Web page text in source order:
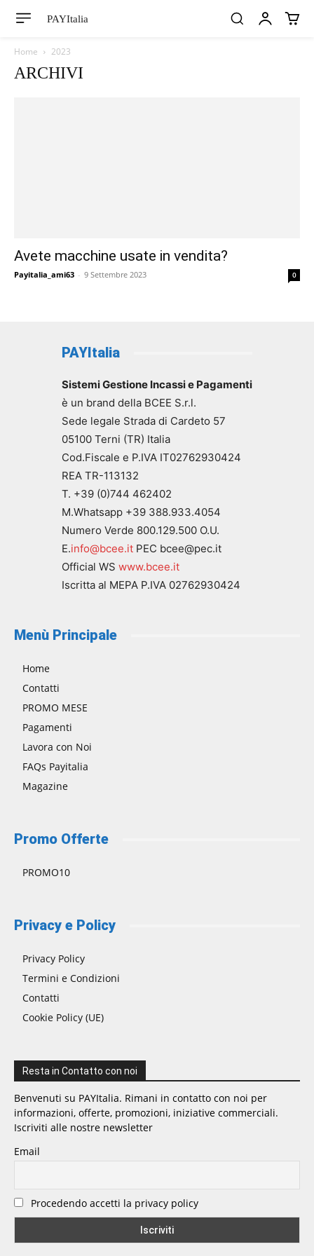
PAYItalia
Home 2023
ARCHIVI
Avete macchine usate in vendita?
Payitalia_ami63 - 9 Settembre 2023 0
PAYItalia
Sistemi Gestione Incassi e Pagamenti
è un brand della BCEE S.r.l.
Sede legale Strada di Cardeto 57
05100 Terni (TR) Italia
Cod.Fiscale e P.IVA IT02762930424
REA TR-113132
T. +39 (0)744 462402
M.Whatsapp +39 388.933.4054
Numero Verde 800.129.500 O.U.
E.info@bcee.it PEC bcee@pec.it
Official WS www.bcee.it
Iscritta al MEPA P.IVA 02762930424
Menù Principale
Home
Contatti
PROMO MESE
Pagamenti
Lavora con Noi
FAQs Payitalia
Magazine
Promo Offerte
PROMO10
Privacy e Policy
Privacy Policy
Termini e Condizioni
Contatti
Cookie Policy (UE)
Resta in Contatto con noi
Benvenuti su PAYItalia. Rimani in contatto con noi per
informazioni, offerte, promozioni, iniziative commerciali.
Iscriviti alle nostre newsletter
Email
Procedendo accetti la privacy policy